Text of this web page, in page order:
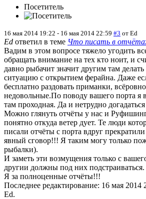
Посетитель
16 мая 2014 19:22 - 16 мая 2014 22:59 #3 от Ed
Ed ответил в теме Что писать в
Вадим в этом вопросе тяжело угодить
обращать внимание на тех кто ноит, и
давно рыбачит значит другим там
ситуацию с открытием ферайна. Даже
бесплатно раздовать приманки,
недовольные.По поводу вашего порта я
там проходная. Да и нетрудно
Можно глянуть отчёты у нас и
понятно откуда ветер дует. Те люди
писали отчёты с порта вдруг
явный сговор!!! Я таким могу только
рыбалки).
И заметь эти возмущения только с
другии должны под них подстраиваться.
Я за полноценные отчёты!!!
Последнее редактирование: 16 мая 2014
Ed.